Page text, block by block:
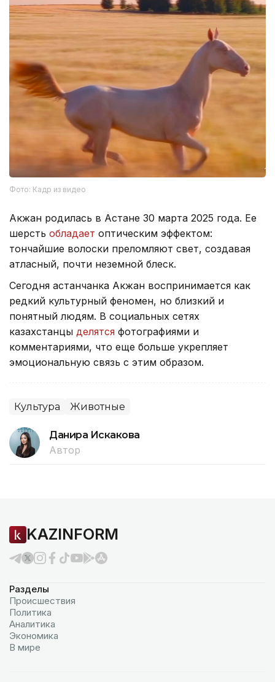
Фото: Кадр из видео
Акжан родилась в Астане 30 марта 2025 года. Ее
шерсть обладает оптическим эффектом:
тончайшие волоски преломляют свет, создавая
атласный, почти неземной блеск.
Сегодня астанчанка Акжан воспринимается как
редкий культурный феномен, но близкий и
понятный людям. В социальных сетях
казахстанцы делятся фотографиями и
комментариями, что еще больше укрепляет
эмоциональную связь с этим образом.
Культура Животные
Данира Искакова
Автор
KAZINFORM
Разделы
Происшествия
Политика
Аналитика
Экономика
В мире